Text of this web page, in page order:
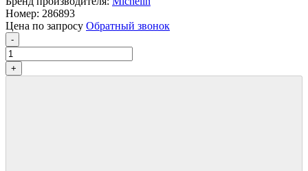
Номер: 286893
Цена по запросу Обратный звонок
-
+